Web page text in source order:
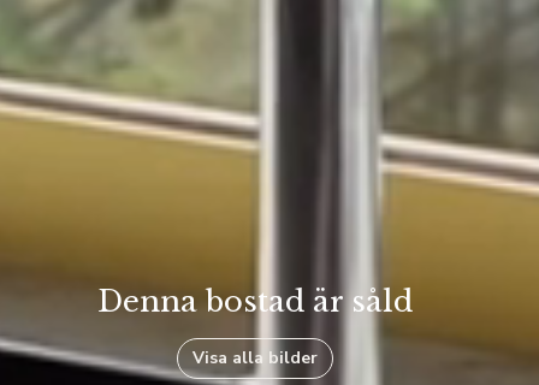
Denna bostad är såld
Visa alla bilder